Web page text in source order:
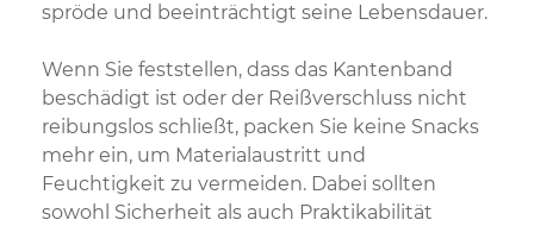
spröde und beeinträchtigt seine Lebensdauer.
Wenn Sie feststellen, dass das Kantenband
beschädigt ist oder der Reißverschluss nicht
reibungslos schließt, packen Sie keine Snacks
mehr ein, um Materialaustritt und
Feuchtigkeit zu vermeiden. Dabei sollten
sowohl Sicherheit als auch Praktikabilität